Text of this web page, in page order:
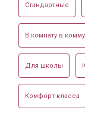
Стандартные
В комнату в
Для школы
Комфорт-класса